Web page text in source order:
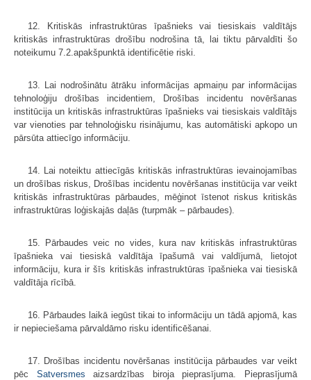
12. Kritiskās infrastruktūras īpašnieks vai tiesiskais valdītājs
kritiskās infrastruktūras drošību nodrošina tā, lai tiktu pārvaldīti šo
noteikumu 7.2.apakšpunktā identificētie riski.
13. Lai nodrošinātu ātrāku informācijas apmaiņu par informācijas
tehnoloģiju drošības incidentiem, Drošības incidentu novēršanas
institūcija un kritiskās infrastruktūras īpašnieks vai tiesiskais valdītājs
var vienoties par tehnoloģisku risinājumu, kas automātiski apkopo un
pārsūta attiecīgo informāciju.
14. Lai noteiktu attiecīgās kritiskās infrastruktūras ievainojamības
un drošības riskus, Drošības incidentu novēršanas institūcija var veikt
kritiskās infrastruktūras pārbaudes, mēģinot īstenot riskus kritiskās
infrastruktūras loģiskajās daļās (turpmāk – pārbaudes).
15. Pārbaudes veic no vides, kura nav kritiskās infrastruktūras
īpašnieka vai tiesiskā valdītāja īpašumā vai valdījumā, lietojot
informāciju, kura ir šīs kritiskās infrastruktūras īpašnieka vai tiesiskā
valdītāja rīcībā.
16. Pārbaudes laikā iegūst tikai to informāciju un tādā apjomā, kas
ir nepieciešama pārvaldāmo risku identificēšanai.
17. Drošības incidentu novēršanas institūcija pārbaudes var veikt
pēc Satversmes aizsardzības biroja pieprasījuma. Pieprasījumā